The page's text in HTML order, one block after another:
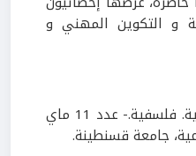
و التكوين المهني و
سيرتا : مجلة تاريخية إجتماعية. فلسفية.- عدد 11 ماي